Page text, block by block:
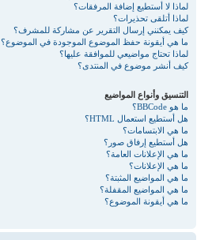
لماذا لا أستطيع إضافة المرفقات؟
لماذا أتلقى تحذيرات؟
كيف يمكنني إرسال التقرير عن مشاركة للمشرف؟
ما هي أيقونة حفظ الموضوع الموجودة في الموضوع؟
لماذا تحتاج مواضيعي للموافقة عليها؟
كيف أنشر موضوع في المنتدى؟
التنسيق وأنواع المواضيع
ما هو BBCode؟
هل أستطيع استعمال HTML؟
ما هي الابتسامات؟
هل أستطيع إرفاق صور؟
ما هي الإعلانات العامة؟
ما هي الإعلانات؟
ما هي المواضيع المثبتة؟
ما هي المواضيع المقفلة؟
ما هي أيقونة الموضوع؟